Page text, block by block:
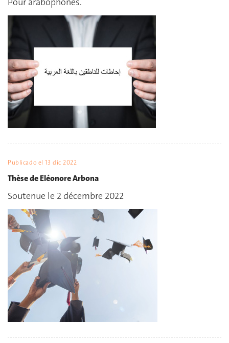
Publicado el13 dic 2022
Thèse de Eléonore Arbona
Soutenue le 2 décembre 2022